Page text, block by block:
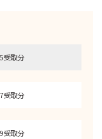
受取分
受取分
受取分